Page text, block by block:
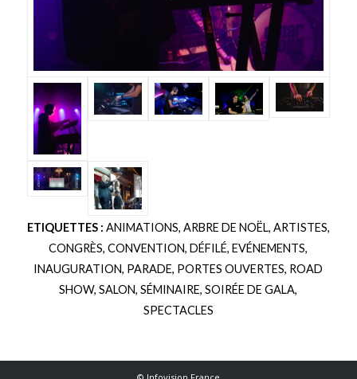
ETIQUETTES : ANIMATIONS, ARBRE DE NOËL, ARTISTES,
CONGRÈS,CONVENTION,DÉFILÉ,EVÉNEMENTS,
INAUGURATION, PARADE, PORTES OUVERTES, ROAD
SHOW,SALON,SÉMINAIRE,SOIRÉE DE GALA,
SPECTACLES